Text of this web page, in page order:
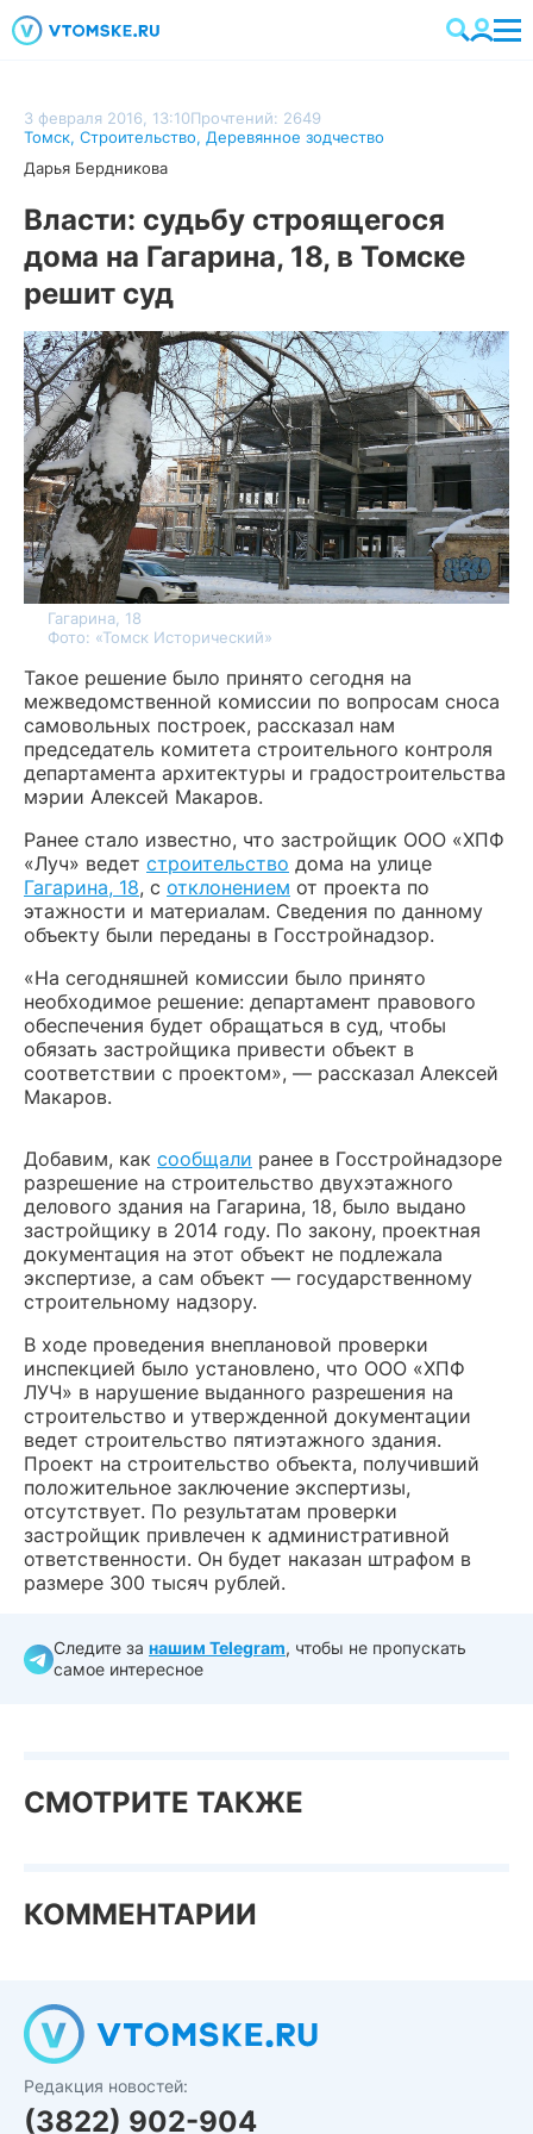
3 февраля 2016, 13:10Прочтений: 2649
Томск, Строительство, Деревянное зодчество
Дарья Бердникова
Власти: судьбу строящегося
дома на Гагарина, 18, в Томске
решит суд
Гагарина, 18
Фото: «Томск Исторический»
Такое решение было принято сегодня на
межведомственной комиссии по вопросам сноса
самовольных построек, рассказал нам
председатель комитета строительного контроля
департамента архитектуры и градостроительства
мэрии Алексей Макаров.
Ранее стало известно, что застройщик ООО «ХПФ
«Луч» ведет строительство дома на улице
Гагарина, 18, с отклонением от проекта по
этажности и материалам. Сведения по данному
объекту были переданы в Госстройнадзор.
«На сегодняшней комиссии было принято
необходимое решение: департамент правового
обеспечения будет обращаться в суд, чтобы
обязать застройщика привести объект в
соответствии с проектом», — рассказал Алексей
Макаров.
Добавим, как сообщали ранее в Госстройнадзоре
разрешение на строительство двухэтажного
делового здания на Гагарина, 18, было выдано
застройщику в 2014 году. По закону, проектная
документация на этот объект не подлежала
экспертизе, а сам объект — государственному
строительному надзору.
В ходе проведения внеплановой проверки
инспекцией было установлено, что ООО «ХПФ
ЛУЧ» в нарушение выданного разрешения на
строительство и утвержденной документации
ведет строительство пятиэтажного здания.
Проект на строительство объекта, получивший
положительное заключение экспертизы,
отсутствует. По результатам проверки
застройщик привлечен к административной
ответственности. Он будет наказан штрафом в
размере 300 тысяч рублей.
Следите за нашим Telegram, чтобы не пропускать
самое интересное
СМОТРИТЕ ТАКЖЕ
КОММЕНТАРИИ
Редакция новостей:
(3822) 902-904